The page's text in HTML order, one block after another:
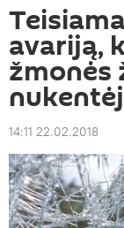
avariją,
žmonės
14:11 22.02.2018